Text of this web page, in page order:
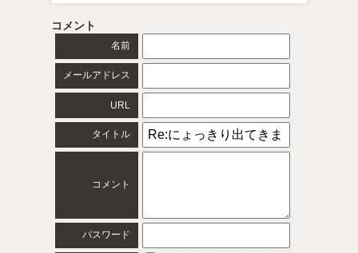
コメント
名前
メールアドレス
URL
タイトル
コメント
パスワード